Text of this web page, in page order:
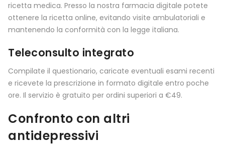
ricetta medica. Presso la nostra farmacia digitale potete
ottenere la ricetta online, evitando visite ambulatoriali e
mantenendo la conformità con la legge italiana.
Teleconsulto integrato
Compilate il questionario, caricate eventuali esami recenti
e ricevete la prescrizione in formato digitale entro poche
ore. Il servizio è gratuito per ordini superiori a €49.
Confronto con altri
antidepressivi